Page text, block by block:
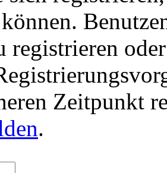
registrieren
Zeitpunkt
.